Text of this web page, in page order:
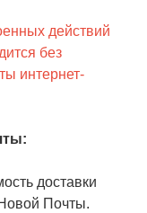
действий
без
интернет-
:
доставки
Почты.